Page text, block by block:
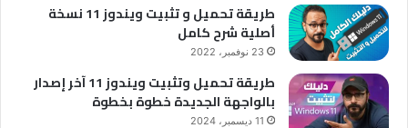
طريقة تحميل و تثبيت ويندوز 11 نسخة
أصلية شرح كامل
23 نوفمبر، 2022
طريقة تحميل وتثبيت ويندوز 11 آخر إصدار
بالواجهة الجديدة خطوة بخطوة
11 ديسمبر، 2024